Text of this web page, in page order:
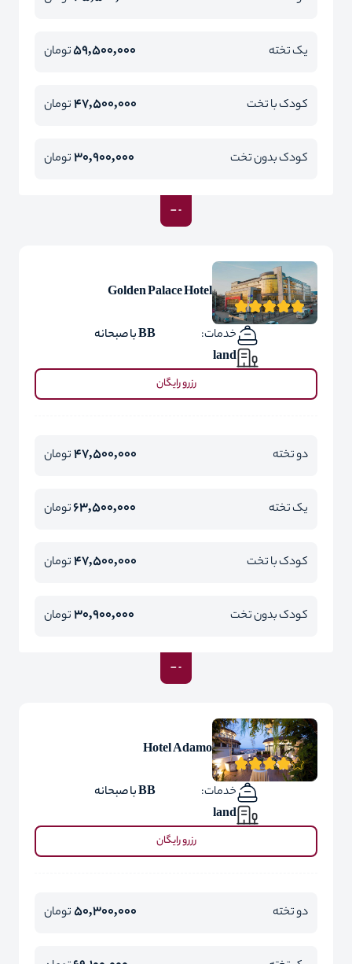
یک تخته 59,500,000تومان
کودک با تخت 47,500,000تومان
کودک بدون تخت 30,900,000تومان
Golden Palace Hotel
خدمات:
BB با صبحانه
land
رزرو رایگان
دو تخته 47,500,000تومان
یک تخته 63,500,000تومان
کودک با تخت 47,500,000تومان
کودک بدون تخت 30,900,000تومان
Hotel Adamo
خدمات:
BB با صبحانه
land
رزرو رایگان
دو تخته 50,300,000تومان